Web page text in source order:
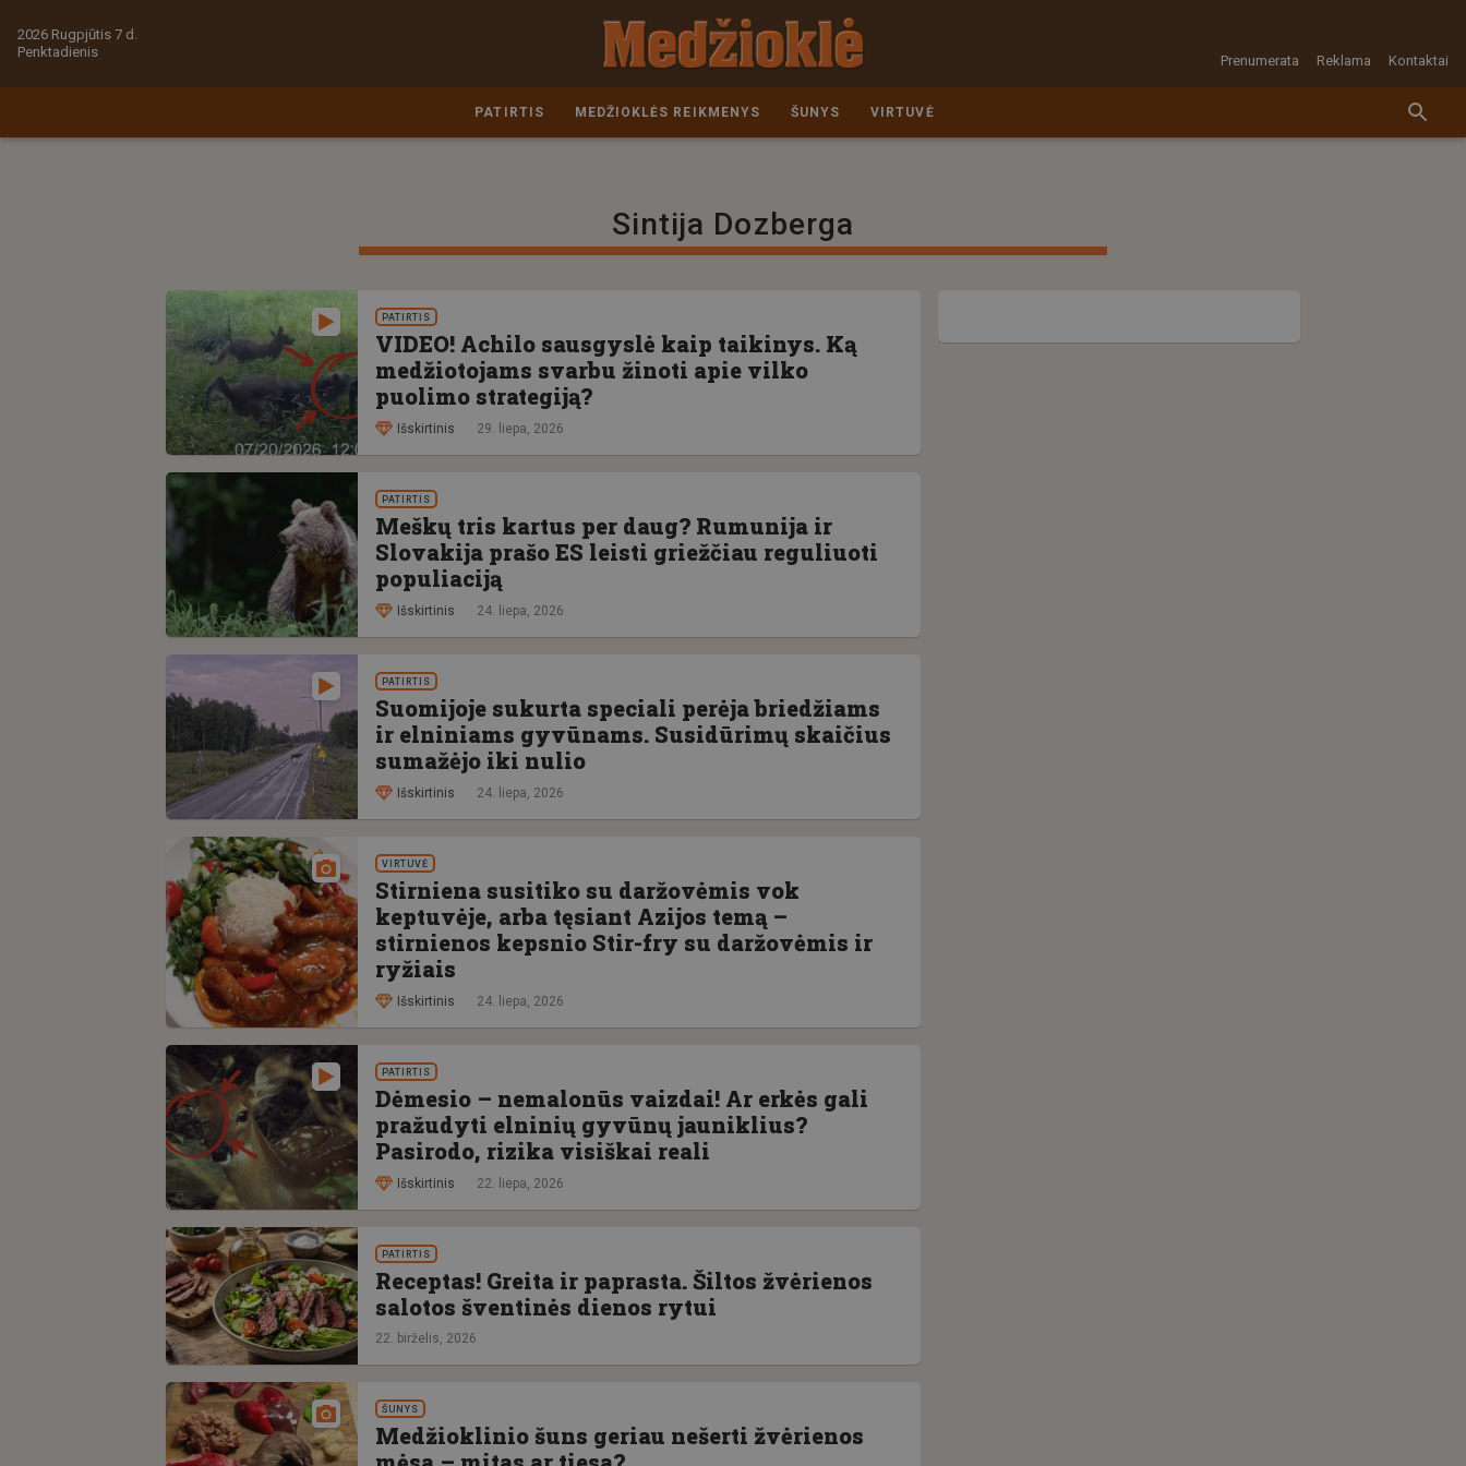
2026 Rugpjūtis 7 d.
Penktadienis
Prenumerata Reklama Kontaktai
PATIRTIS MEDŽIOKLĖS REIKMENYS ŠUNYS VIRTUVĖ
Sintija Dozberga
PATIRTIS
VIDEO! Achilo sausgyslė kaip taikinys. Ką
medžiotojams svarbu žinoti apie vilko
puolimo strategiją?
Išskirtinis 29. liepa, 2026
PATIRTIS
Meškų tris kartus per daug? Rumunija ir
Slovakija prašo ES leisti griežčiau reguliuoti
populiaciją
Išskirtinis 24. liepa, 2026
PATIRTIS
Suomijoje sukurta speciali perėja briedžiams
ir elniniams gyvūnams. Susidūrimų skaičius
sumažėjo iki nulio
Išskirtinis 24. liepa, 2026
VIRTUVĖ
Stirniena susitiko su daržovėmis vok
keptuvėje, arba tęsiant Azijos temą –
stirnienos kepsnio Stir-fry su daržovėmis ir
ryžiais
Išskirtinis 24. liepa, 2026
PATIRTIS
Dėmesio – nemalonūs vaizdai! Ar erkės gali
pražudyti elninių gyvūnų jauniklius?
Pasirodo, rizika visiškai reali
Išskirtinis 22. liepa, 2026
PATIRTIS
Receptas! Greita ir paprasta. Šiltos žvėrienos
salotos šventinės dienos rytui
22. birželis, 2026
ŠUNYS
Medžioklinio šuns geriau nešerti žvėrienos